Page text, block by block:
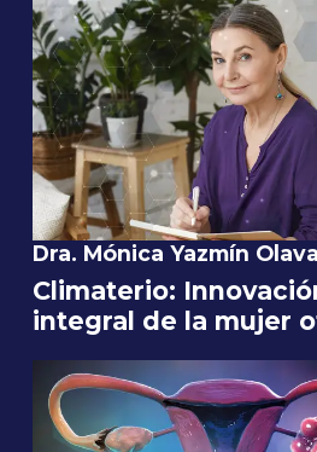
Dra. Mónica Yazmín
Climaterio:
integral de la mujer